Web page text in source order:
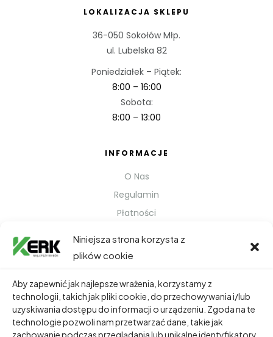
Niniejsza strona korzysta z
plików cookie
Aby zapewnić jak najlepsze wrażenia, korzystamy z
technologii, takich jak pliki cookie, do przechowywania i/lub
uzyskiwania dostępu do informacji o urządzeniu. Zgoda na te
technologie pozwoli nam przetwarzać dane, takie jak
zachowanie podczas przeglądania lub unikalne identyfikatory
LOKALIZACJA SKLEPU
36-050 Sokołów Młp.
ul. Lubelska 82
Poniedziałek – Piątek:
8:00 – 16:00
Sobota:
8:00 – 13:00
INFORMACJE
O Nas
Regulamin
Płatności
Kontakt
TWOJE KONTO
Dane Osobowe